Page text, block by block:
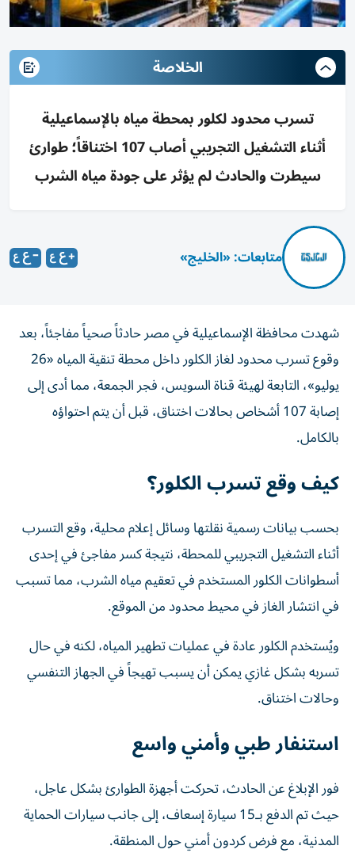
الخلاصة
تسرب محدود لكلور بمحطة مياه بالإسماعيلية
أثناء التشغيل التجريبي أصاب 107 اختناقاً؛ طوارئ
سيطرت والحادث لم يؤثر على جودة مياه الشرب
متابعات: «الخليج»
شهدت محافظة الإسماعيلية في مصر حادثاً صحياً مفاجئاً، بعد
وقوع تسرب محدود لغاز الكلور داخل محطة تنقية المياه «26
يوليو»، التابعة لهيئة قناة السويس، فجر الجمعة، مما أدى إلى
إصابة 107 أشخاص بحالات اختناق، قبل أن يتم احتواؤه
بالكامل.
كيف وقع تسرب الكلور؟
بحسب بيانات رسمية نقلتها وسائل إعلام محلية، وقع التسرب
أثناء التشغيل التجريبي للمحطة، نتيجة كسر مفاجئ في إحدى
أسطوانات الكلور المستخدم في تعقيم مياه الشرب، مما تسبب
في انتشار الغاز في محيط محدود من الموقع.
ويُستخدم الكلور عادة في عمليات تطهير المياه، لكنه في حال
تسربه بشكل غازي يمكن أن يسبب تهيجاً في الجهاز التنفسي
وحالات اختناق.
استنفار طبي وأمني واسع
فور الإبلاغ عن الحادث، تحركت أجهزة الطوارئ بشكل عاجل،
حيث تم الدفع بـ15 سيارة إسعاف، إلى جانب سيارات الحماية
المدنية، مع فرض كردون أمني حول المنطقة.